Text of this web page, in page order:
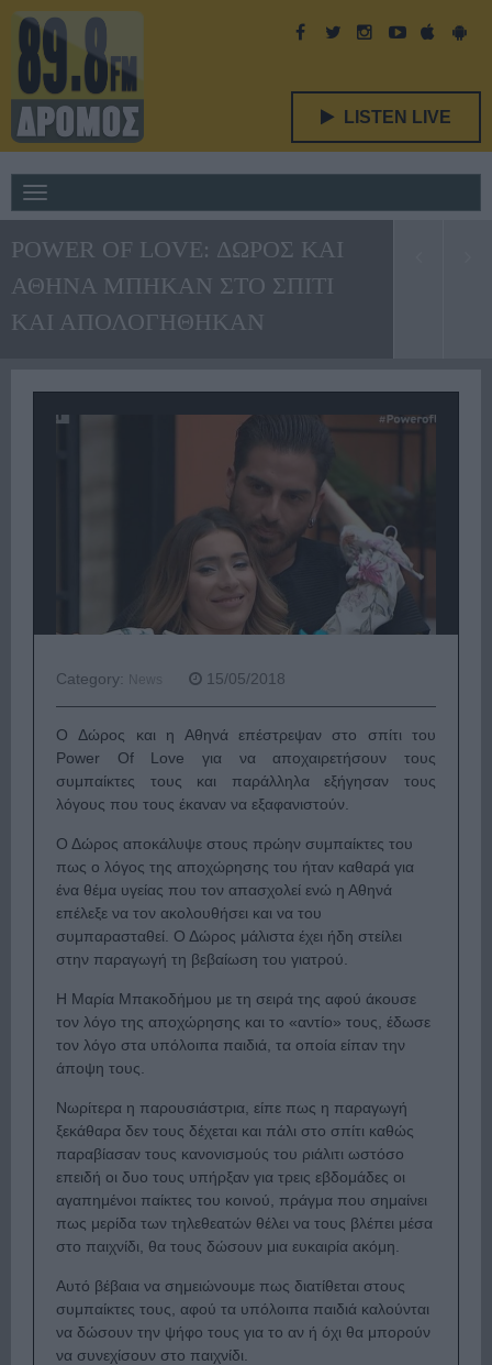
LISTEN LIVE
navigation
POWER OF LOVE: ΔΩΡΟΣ ΚΑΙ
ΑΘΗΝΑ ΜΠΗΚΑΝ ΣΤΟ ΣΠΙΤΙ
ΚΑΙ ΑΠΟΛΟΓΗΘΗΚΑΝ
Category: News 15/05/2018
O Δώρος και η Αθηνά επέστρεψαν στο σπίτι του
Power Of Lοve για να αποχαιρετήσουν τους
συμπαίκτες τους και παράλληλα εξήγησαν τους
λόγους που τους έκαναν να εξαφανιστούν.
Ο Δώρος αποκάλυψε στους πρώην συμπαίκτες του
πως ο λόγος της αποχώρησης του ήταν καθαρά για
ένα θέμα υγείας που τον απασχολεί ενώ η Αθηνά
επέλεξε να τον ακολουθήσει και να του
συμπαρασταθεί. Ο Δώρος μάλιστα έχει ήδη στείλει
στην παραγωγή τη βεβαίωση του γιατρού.
Η Μαρία Μπακοδήμου με τη σειρά της αφού άκουσε
τον λόγο της αποχώρησης και το «αντίο» τους, έδωσε
τον λόγο στα υπόλοιπα παιδιά, τα οποία είπαν την
άποψη τους.
Νωρίτερα η παρουσιάστρια, είπε πως η παραγωγή
ξεκάθαρα δεν τους δέχεται και πάλι στο σπίτι καθώς
παραβίασαν τους κανονισμούς του ριάλιτι ωστόσο
επειδή οι δυο τους υπήρξαν για τρεις εβδομάδες οι
αγαπημένοι παίκτες του κοινού, πράγμα που σημαίνει
πως μερίδα των τηλεθεατών θέλει να τους βλέπει μέσα
στο παιχνίδι, θα τους δώσουν μια ευκαιρία ακόμη.
Αυτό βέβαια να σημειώνουμε πως διατίθεται στους
συμπαίκτες τους, αφού τα υπόλοιπα παιδιά καλούνται
να δώσουν την ψήφο τους για το αν ή όχι θα μπορούν
να συνεχίσουν στο παιχνίδι.